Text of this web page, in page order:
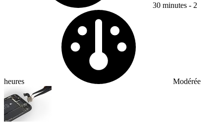
30 minutes - 2
heures Modérée